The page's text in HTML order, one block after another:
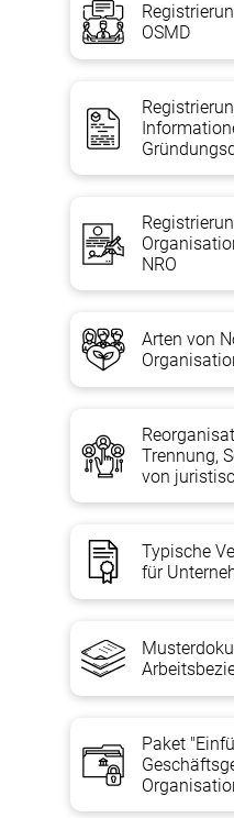
OSMD
NRO
Arten von
Trennung,
von
Typische
für
Paket